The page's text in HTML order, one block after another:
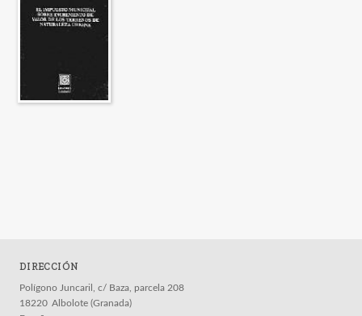
DIRECCIÓN
Polígono Juncaril, c/ Baza, parcela 208
18220 Albolote (Granada)